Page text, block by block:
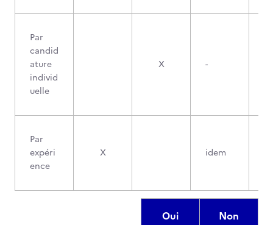
Par
candid
ature
individ
uelle
X -
Par
expéri
ence
X idem
Oui Non